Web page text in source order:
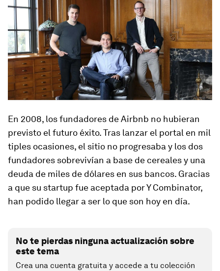
En 2008, los fundadores de Airbnb no hubieran
previsto el futuro éxito. Tras lanzar el portal en mil
tiples ocasiones, el sitio no progresaba y los dos
fundadores sobrevivían a base de cereales y una
deuda de miles de dólares en sus bancos. Gracias
a que su startup fue aceptada por Y Combinator,
han podido llegar a ser lo que son hoy en día.
No te pierdas ninguna actualización sobre
este tema
Crea una cuenta gratuita y accede a tu colección